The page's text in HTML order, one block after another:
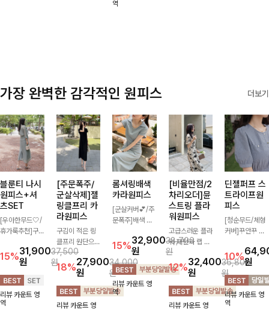
어주며 생지 소
역
가장 완벽한 감각적인 원피스 더보기
블룬티 나시
원피스+셔
츠SET
[우아한무드🤍/
휴가룩추천]구
소재의 나시원피
스+셔츠 조합으
로 코디 걱정없
이 여성스럽고
편안하게 즐길
수 있는 아이템
15%31,900
원
37,500
원
리뷰 카운트 영
역
[주문폭주/
군살삭제]젤
링클프리 카
라원피스
구김이 적은 링
클프리 원단으로
항상 깔끔하게
착용 가능하며
일자로 떨어지는
넉넉한 핏으로
군살을 완벽히
커버해주는 원피
18%27,900
원
34,000
원
리뷰 카운트 영
롬셔링배색
카라원피스
[군살커버💕/주
문폭주]배색 카
패턴으로 캐주얼
한 무드를 더한
롱 원피스 🖤 셔
링 디테일과 쫀
쫀한 스판 소재
로 편안하면서도
15%32,900
원
38,700
원
리뷰 카운트 영
역
[비율만점/2
차리오더]뮨
스트링 플라
워원피스
고급스러운 플라
워 패턴과 랩 디
자인으로 여성스
러우면서 세련된
분위기를 더해주
며 스트링이 내
장되어있어 슬림
하게 핏을 조절
12%32,400
원
36,800
원
리뷰 카운트 영
딘젤퍼프 스
트라이프원
피스
[청순무드/체형
커버]꾸안꾸 무
볍고 산뜻한 착
용감으로 여름
내내 손이 자주
가는 원피스예
요- 은은한 스트
라이프 패턴과
10%원
리뷰 카운트 영
역